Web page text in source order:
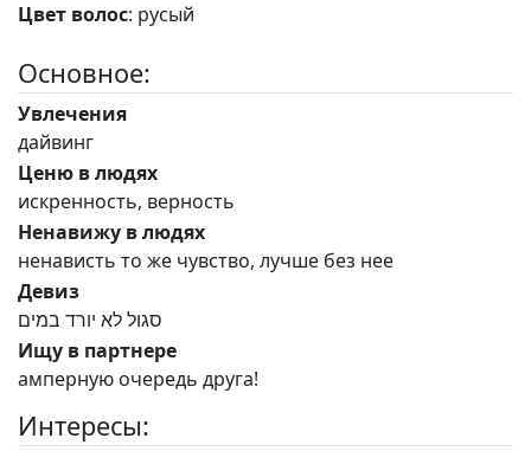
Цвет волос: русый
Основное:
Увлечения
дайвинг
Ценю в людях
искренность, верность
Ненавижу в людях
ненависть то же чувство, лучше без нее
Девиз
סגול לא יורד במים
Ищу в партнере
амперную очередь друга!
Интересы: